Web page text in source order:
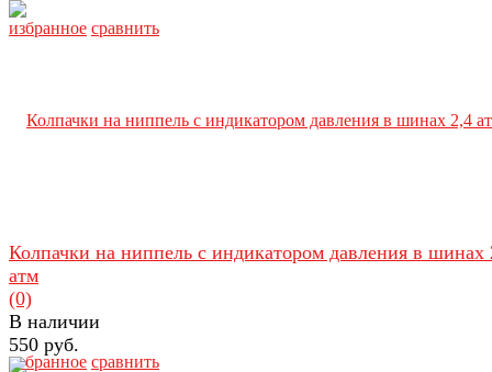
избранное сравнить
избранное сравнить
Колпачки на ниппель с индикатором давления в шинах
атм
(0)
В наличии
550 руб.